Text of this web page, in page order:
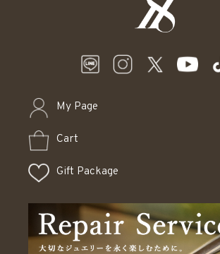
My Page
Cart
Gift Package